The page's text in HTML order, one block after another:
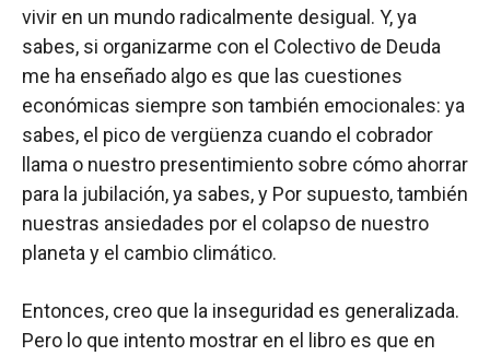
vivir en un mundo radicalmente desigual. Y, ya
sabes, si organizarme con el Colectivo de Deuda
me ha enseñado algo es que las cuestiones
económicas siempre son también emocionales: ya
sabes, el pico de vergüenza cuando el cobrador
llama o nuestro presentimiento sobre cómo ahorrar
para la jubilación, ya sabes, y Por supuesto, también
nuestras ansiedades por el colapso de nuestro
planeta y el cambio climático.
Entonces, creo que la inseguridad es generalizada.
Pero lo que intento mostrar en el libro es que en